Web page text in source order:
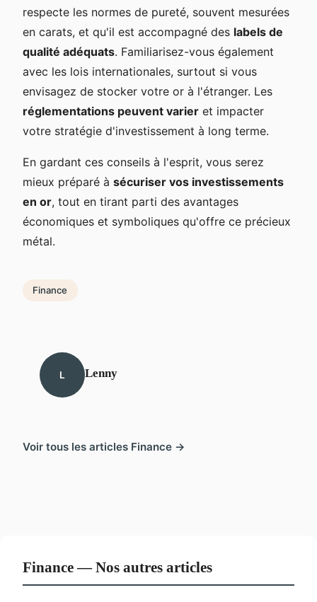
respecte les normes de pureté, souvent mesurées
en carats, et qu'il est accompagné des labels de
qualité adéquats. Familiarisez-vous également
avec les lois internationales, surtout si vous
envisagez de stocker votre or à l'étranger. Les
réglementations peuvent varier et impacter
votre stratégie d'investissement à long terme.
En gardant ces conseils à l'esprit, vous serez
mieux préparé à sécuriser vos investissements
en or, tout en tirant parti des avantages
économiques et symboliques qu'offre ce précieux
métal.
Finance
L Lenny
Voir tous les articles Finance →
Finance — Nos autres articles